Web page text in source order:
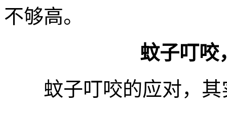
不够高。
蚊子叮咬
蚊子叮咬的应对，其